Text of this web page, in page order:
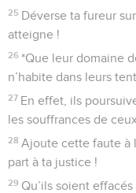
25 Déverse ta fureur
atteigne !
26 *Que leur domaine
n’habite dans leurs
27 En effet, ils
les souffrances de
28 Ajoute cette faute à
part à ta justice !
29 Qu’ils soient